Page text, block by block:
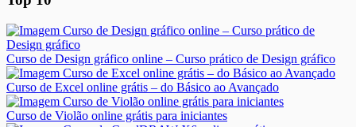
Curso de Design gráfico online – Curso prático de Design gráfico
Curso de Excel online grátis – do Básico ao Avançado
Curso de Violão online grátis para iniciantes